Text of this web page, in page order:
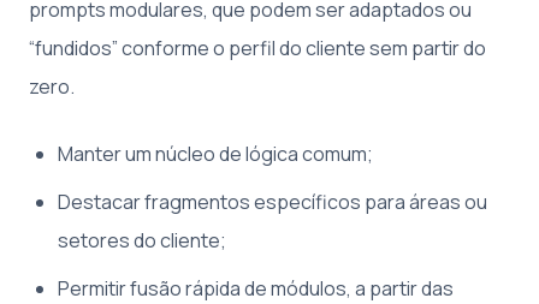
prompts modulares, que podem ser adaptados ou
“fundidos” conforme o perfil do cliente sem partir do
zero.
Manter um núcleo de lógica comum;
Destacar fragmentos específicos para áreas ou
setores do cliente;
Permitir fusão rápida de módulos, a partir das